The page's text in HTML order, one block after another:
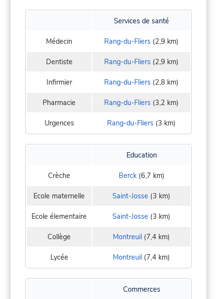
Services de santé
Médecin Rang-du-Fliers (2,9 km)
Dentiste Rang-du-Fliers (2,9 km)
Infirmier Rang-du-Fliers (2,8 km)
Pharmacie Rang-du-Fliers (3,2 km)
Urgences Rang-du-Fliers (3 km)
Education
Crèche Berck(6,7 km)
Ecole maternelle Saint-Josse (3 km)
Ecole élementaire Saint-Josse (3 km)
Collège Montreuil (7,4 km)
Lycée Montreuil (7,4 km)
Commerces